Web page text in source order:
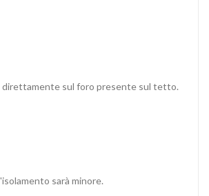
direttamente sul foro presente sul tetto.
sarà minore.